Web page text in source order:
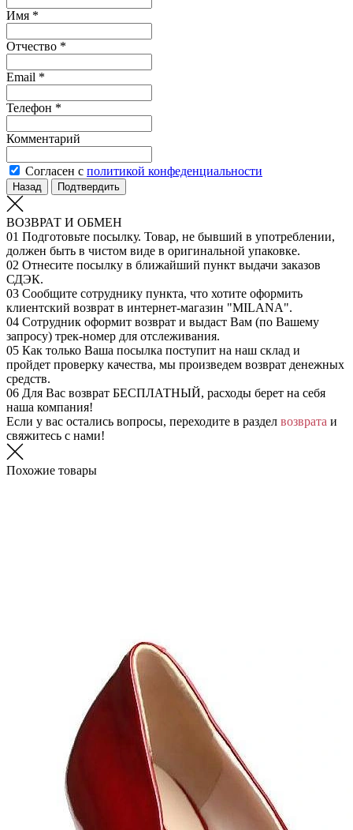
Имя *
Отчество *
Email *
Телефон *
Комментарий
Согласен с политикой конфеденциальности
Назад Подтвердить
ВОЗВРАТ И ОБМЕН
01 Подготовьте посылку. Товар, не бывший в употреблении,
должен быть в чистом виде в оригинальной упаковке.
02 Отнесите посылку в ближайший пункт выдачи заказов
СДЭК.
03 Сообщите сотруднику пункта, что хотите оформить
клиентский возврат в интернет-магазин "MILANA".
04 Сотрудник оформит возврат и выдаст Вам (по Вашему
запросу) трек-номер для отслеживания.
05 Как только Ваша посылка поступит на наш склад и
пройдет проверку качества, мы произведем возврат денежных
средств.
06 Для Вас возврат БЕСПЛАТНЫЙ, расходы берет на себя
наша компания!
Если у вас остались вопросы, переходите в раздел возврата и
свяжитесь с нами!
Похожие товары